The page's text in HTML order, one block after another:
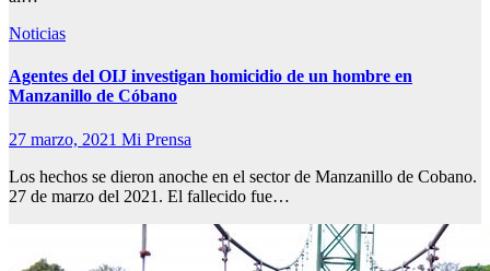
Noticias
Agentes del OIJ investigan homicidio de un hombre en
Manzanillo de Cóbano
27 marzo, 2021 Mi Prensa
Los hechos se dieron anoche en el sector de Manzanillo de Cobano.
27 de marzo del 2021. El fallecido fue…